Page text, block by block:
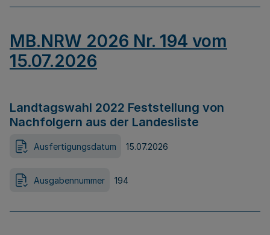
MB.NRW 2026 Nr. 194 vom
15.07.2026
Landtagswahl 2022 Feststellung von
Nachfolgern aus der Landesliste
Ausfertigungsdatum 15.07.2026
Ausgabennummer 194